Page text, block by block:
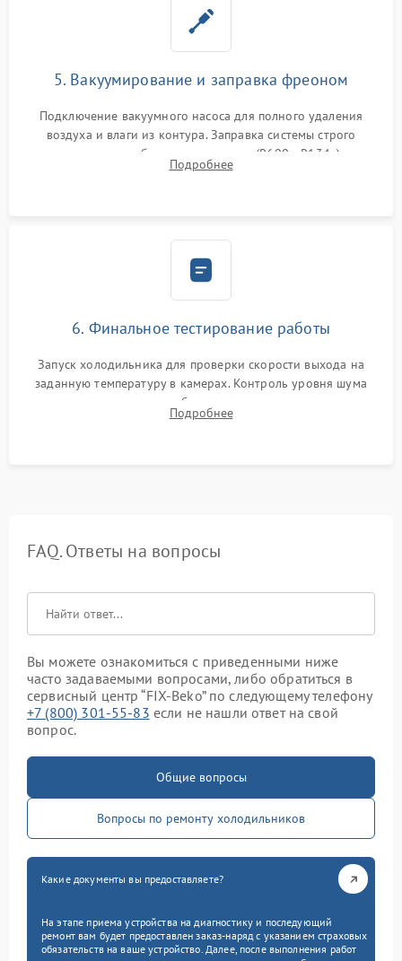
5. Вакуумирование и заправка фреоном
Подключение вакуумного насоса для полного удаления
воздуха и влаги из контура. Заправка системы строго
дозированным объемом хладагента (R600a, R134a) по
электронным весам. Контроль рабочего давления в системе.
Подробнее
6. Финальное тестирование работы
Запуск холодильника для проверки скорости выхода на
заданную температуру в камерах. Контроль уровня шума
компрессора, отсутствия обмерзания стенок и корректного
срабатывания системы автоматической оттайки.
Подробнее
FAQ. Ответы на вопросы
Вы можете ознакомиться с приведенными ниже
часто задаваемыми вопросами, либо обратиться в
сервисный центр “FIX-Beko” по следующему телефону
+7 (800) 301-55-83 если не нашли ответ на свой
вопрос.
Общие вопросы
Вопросы по ремонту холодильников
Какие документы вы предоставляете?
На этапе приема устройства на диагностику и последующий
ремонт вам будет предоставлен заказ-наряд с указанием страховых
обязательств на ваше устройство. Далее, после выполнения работ